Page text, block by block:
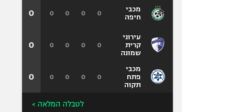
מכבי
חיפה
עירוני
קרית
שמונה
מכבי
פתח
תקוה
0
0
0
0
0
0
0
0
0
0
0
0
0
0
0
לטבלה המלאה >